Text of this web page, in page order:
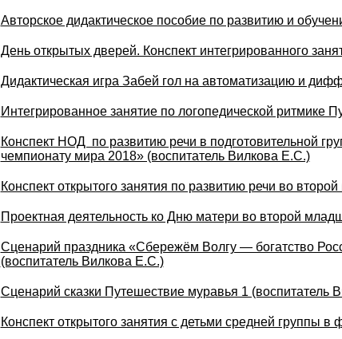
Авторское дидактическое пособие по развитию и
День открытых дверей. Конспект интегрированного
Дидактическая игра Забей гол на автоматизацию и
Интегрированное занятие по логопедической ритмике
Конспект НОД по развитию речи в подготовительной
чемпионату мира 2018» (воспитатель Вилкова Е.С.)
Конспект открытого занятия по развитию речи во
Проектная деятельность ко Дню матери во второй
Сценарий праздника «Сбережём Волгу — богатство
(воспитатель Вилкова Е.С.)
Сценарий сказки Путешествие муравья 1 (воспитатель
Конспект открытого занятия с детьми средней группы